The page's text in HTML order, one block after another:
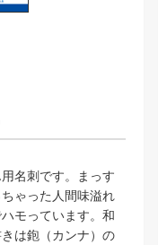
名刺です。まっす
ゃった人間味溢れ
モっています。和
は鉋（カンナ）の